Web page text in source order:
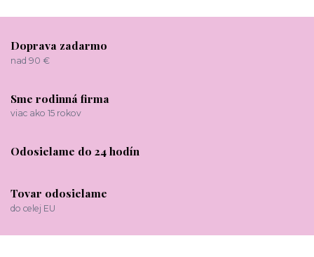
Doprava zadarmo
nad 90 €
Sme rodinná firma
viac ako 15 rokov
Odosielame do 24 hodín
Tovar odosielame
do celej EU